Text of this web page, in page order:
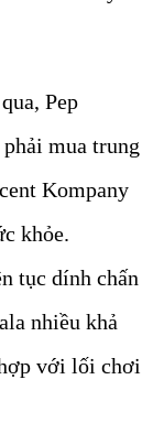
Pep
mua trung
Kompany
khỏe.
tục dính chấn
nhiều khả
với lối chơi